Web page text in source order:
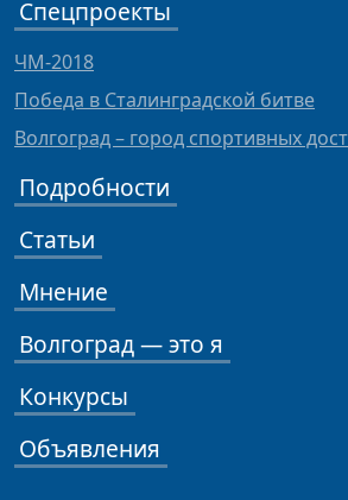
Спецпроекты
ЧМ-2018
Победа в Сталинградской битве
Волгоград – город спортивных
Подробности
Статьи
Мнение
Волгоград — это я
Конкурсы
Объявления